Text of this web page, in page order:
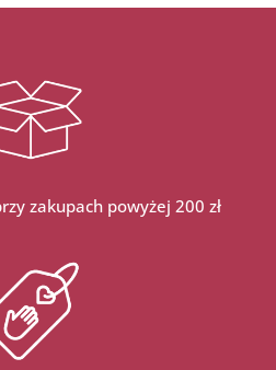
zakupach powyżej 200 zł